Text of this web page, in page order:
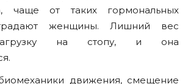
чаще от таких гормональных
женщины. Лишний вес
на стопу, и она
движения, смещение